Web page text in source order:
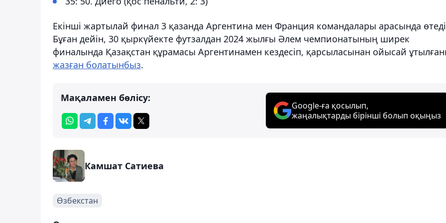
Екінші жартылай финал 3 қазанда Аргентина мен Франция командалары арасында
Бұған дейін, 30 қыркүйекте футзалдан 2024 жылғы Әлем чемпионатының ширек
финалында Қазақстан құрамасы Аргентинамен кездесіп, қарсыласынан ойысай
жазған болатынбыз.
Мақаламен бөлісу:
Google-ға қосылып,
жаңалықтарды бірінші болып оқыңыз
Камшат Сатиева
Өзбекстан